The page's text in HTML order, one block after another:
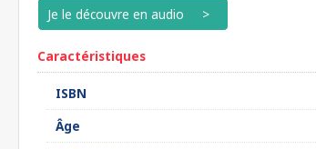
Je le découvre en audio
Caractéristiques
ISBN
Âge